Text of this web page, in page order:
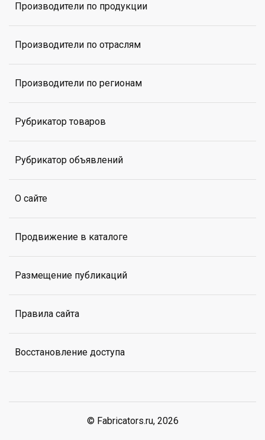
Производители по продукции
Производители по отраслям
Производители по регионам
Рубрикатор товаров
Рубрикатор объявлений
О сайте
Продвижение в каталоге
Размещение публикаций
Правила сайта
Восстановление доступа
© Fabricators.ru, 2026